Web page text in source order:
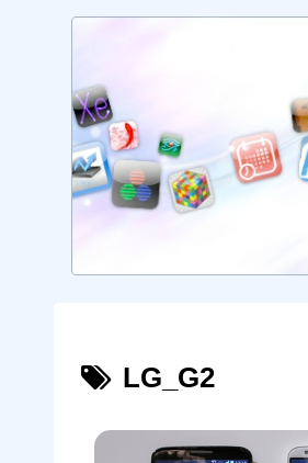
LG_G2